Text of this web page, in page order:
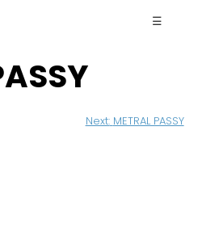
☰
Next: METRAL PASSY